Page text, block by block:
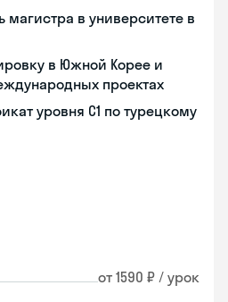
магистра в университете в
в Южной Корее и
проектах
уровня C1 по турецкому
от 1590 ₽ / урок